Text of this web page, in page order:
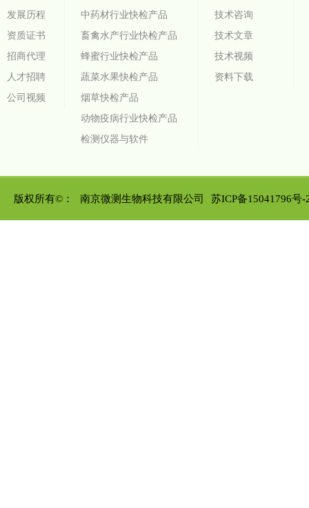
发展历程
资质证书
招商代理
人才招聘
公司视频
中药材行业快检产品
畜禽水产行业快检产品
蜂蜜行业快检产品
蔬菜水果快检产品
烟草快检产品
动物疫病行业快检产品
检测仪器与软件
技术咨询
技术文章
技术视频
资料下载
版权所有©： 南京微测生物科技有限公司 苏ICP备15041796号-